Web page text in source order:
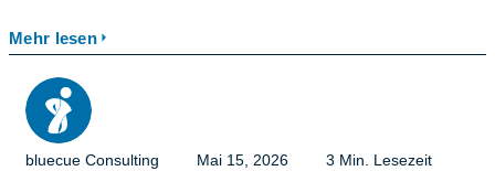
Mehr lesen
bluecue Consulting Mai 15, 2026 3 Min. Lesezeit